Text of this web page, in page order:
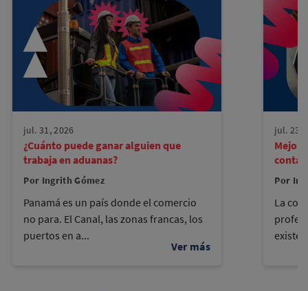
jul. 31, 2026
¿Cuánto puede ganar alguien que
trabaja en aduanas?
Por Ingrith Gómez
Panamá es un país donde el comercio
no para. El Canal, las zonas francas, los
puertos en a...
jul. 23,
Por
La